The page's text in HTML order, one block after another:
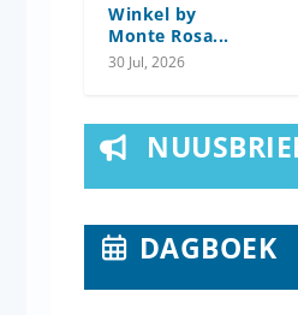
Winkel by
Monte Rosa...
30 Jul, 2026
DAGBOEK